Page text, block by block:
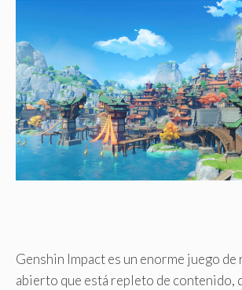
Genshin Impact es un enorme juego de
abierto que está repleto de contenido,